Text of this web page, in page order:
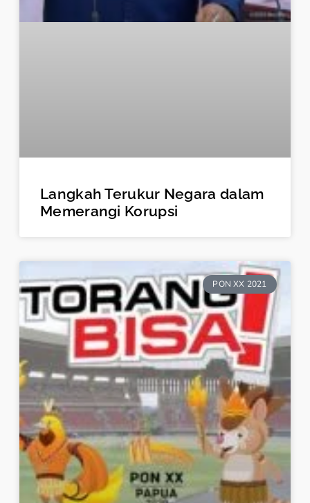
Langkah Terukur Negara dalam
Memerangi Korupsi
PON XX 2021